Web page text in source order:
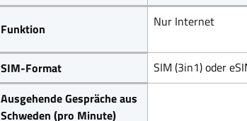
Funktion Nur Internet
SIM-Format SIM (3in1) oder
Ausgehende Gespräche aus
Schweden (pro Minute)